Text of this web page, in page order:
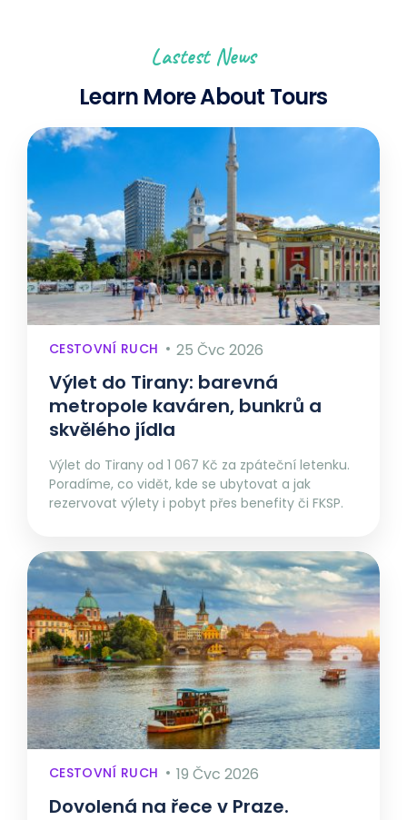
Lastest News
Learn More About Tours
CESTOVNÍ RUCH 25 Čvc 2026
Výlet do Tirany: barevná
metropole kaváren, bunkrů a
skvělého jídla
Výlet do Tirany od 1 067 Kč za zpáteční letenku.
Poradíme, co vidět, kde se ubytovat a jak
rezervovat výlety i pobyt přes benefity či FKSP.
CESTOVNÍ RUCH 19 Čvc 2026
Dovolená na řece v Praze.